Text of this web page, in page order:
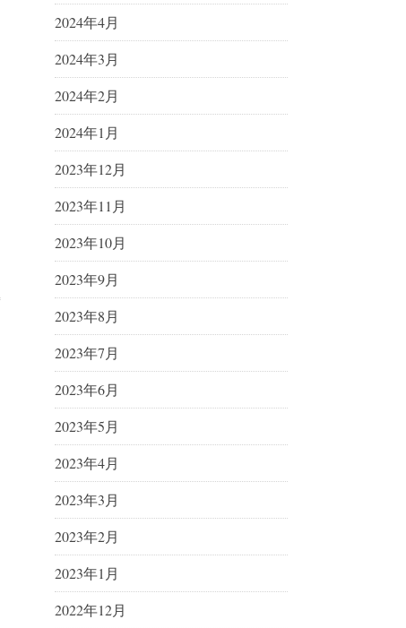
2024年4月
2024年3月
2024年2月
2024年1月
2023年12月
2023年11月
2023年10月
2023年9月
2023年8月
2023年7月
2023年6月
2023年5月
2023年4月
2023年3月
2023年2月
2023年1月
2022年12月